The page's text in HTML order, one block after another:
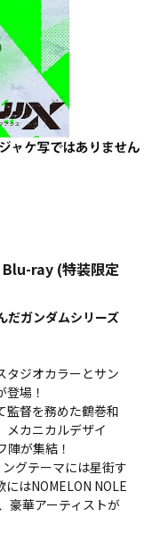
ray (特装限定
だガンダムシリーズ
タジオカラーとサン
場！
監督を務めた鶴巻和
メカニカルデザイ
が集結！
グテーマには星街す
はNOMELON NOLE
豪華アーティストが